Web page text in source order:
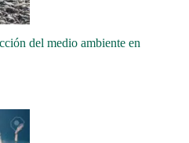
del medio ambiente en